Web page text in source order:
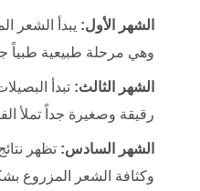
الشهر الأول: يبدأ الشعر
وهي مرحلة طبيعية طبياً
الشهر الثالث: تبدأ
رقيقة وصغيرة جداً تملأ
الشهر السادس: تظهر
وكثافة الشعر المزروع